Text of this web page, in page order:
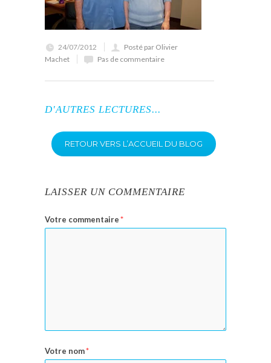
24/07/2012
Posté par Olivier
Machet
Pas de commentaire
D'AUTRES LECTURES...
RETOUR VERS L’ACCUEIL DU BLOG
LAISSER UN COMMENTAIRE
Votre commentaire*
Votre nom*